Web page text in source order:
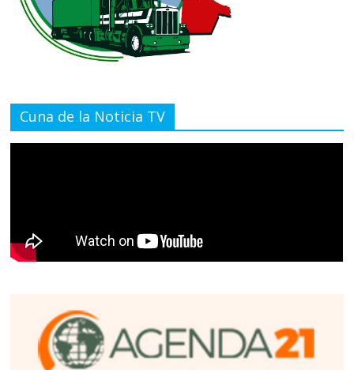
Cuna de la Noticia TV